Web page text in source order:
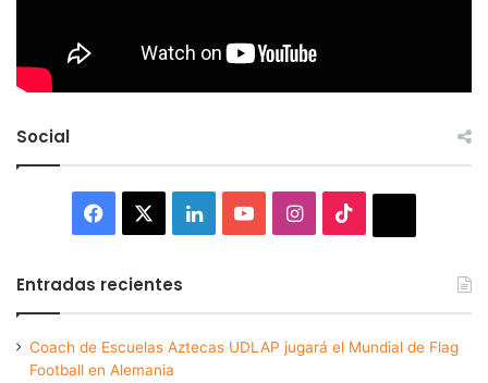
Social
Facebook LinkedInYouTubeInstagram
Entradas recientes
Coach de Escuelas Aztecas UDLAP jugará el Mundial de Flag
Football en Alemania